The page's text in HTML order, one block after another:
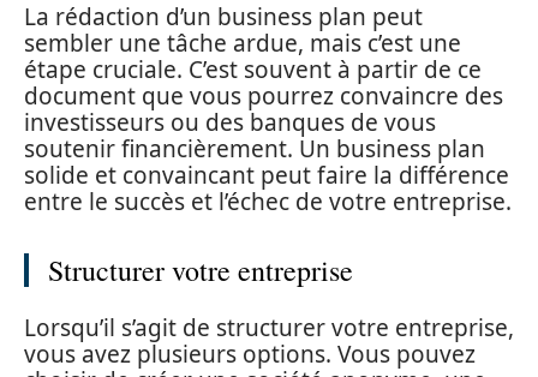
La rédaction d’un business plan peut
sembler une tâche ardue, mais c’est une
étape cruciale. C’est souvent à partir de ce
document que vous pourrez convaincre des
investisseurs ou des banques de vous
soutenir financièrement. Un business plan
solide et convaincant peut faire la différence
entre le succès et l’échec de votre entreprise.
Structurer votre entreprise
Lorsqu’il s’agit de structurer votre entreprise,
vous avez plusieurs options. Vous pouvez